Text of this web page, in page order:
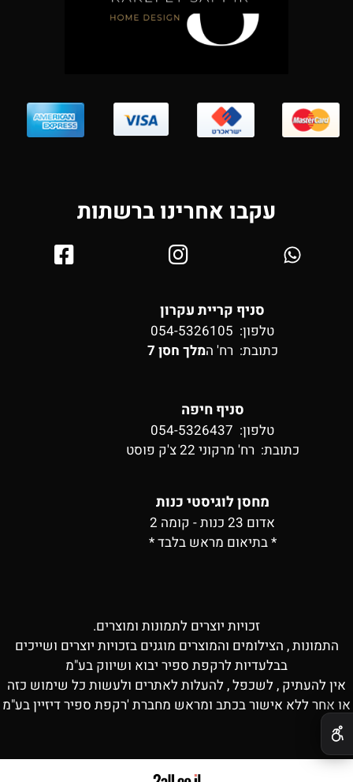
עקבו אחרינו ברשתות
סניף קריית עקרון
טלפון: 054-5326105
כתובת: רח' המלך חסן 7
סניף חיפה
טלפון: 054-5326437
כתובת: רח' מרקוני 22 צ'ק פוסט
מחסן לוגיסטי כנות
אדום 23 כנות - קומה 2
* בתיאום מראש בלבד *
זכויות יוצרים לתמונות ומוצרים.
התמונות , הצילומים והמוצרים מוגנים בזכויות יוצרים ושייכים
בבלעדיות לרקפת ספיר יבוא ושיווק בע"מ
אין להעתיק , לשכפל , להעלות לאתרים ולעשות כל שימוש כזה
או אחר ללא אישור בכתב ומראש מחברת 'רקפת ספיר דיזיין בע"מ
✕